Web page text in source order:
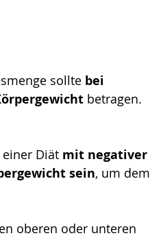
sollte bei
betragen.
Diät mit negativer
sein, um dem
oberen oder unteren